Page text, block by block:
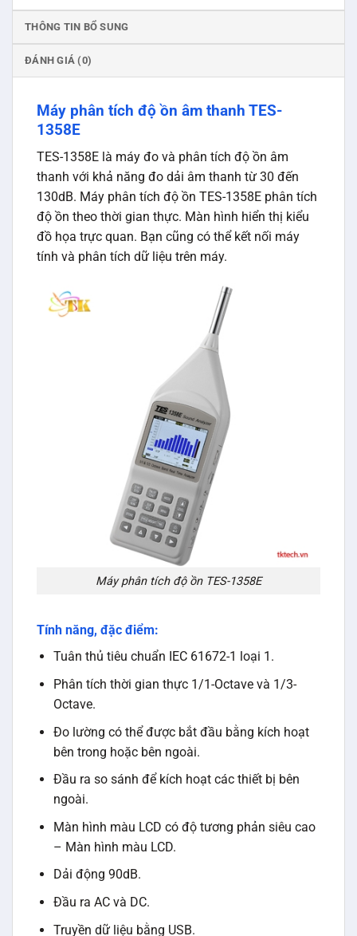
THÔNG TIN BỔ SUNG
ĐÁNH GIÁ (0)
Máy phân tích độ ồn âm thanh TES-
1358E
TES-1358E là máy đo và phân tích độ ồn âm
thanh với khả năng đo dải âm thanh từ 30 đến
130dB. Máy phân tích độ ồn TES-1358E phân tích
độ ồn theo thời gian thực. Màn hình hiển thị kiểu
đồ họa trực quan. Bạn cũng có thể kết nối máy
tính và phân tích dữ liệu trên máy.
Máy phân tích độ ồn TES-1358E
Tính năng, đặc điểm:
Tuân thủ tiêu chuẩn IEC 61672-1 loại 1.
Phân tích thời gian thực 1/1-Octave và 1/3-
Octave.
Đo lường có thể được bắt đầu bằng kích hoạt
bên trong hoặc bên ngoài.
Đầu ra so sánh để kích hoạt các thiết bị bên
ngoài.
Màn hình màu LCD có độ tương phản siêu cao
– Màn hình màu LCD.
Dải động 90dB.
Đầu ra AC và DC.
Truyền dữ liệu bằng USB.